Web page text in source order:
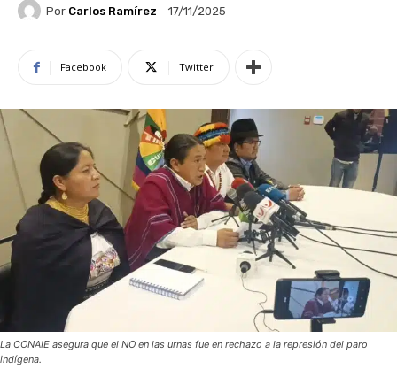
Por Carlos Ramírez 17/11/2025
Facebook Twitter
La CONAIE asegura que el NO en las urnas fue en rechazo a la represión del paro
indígena.